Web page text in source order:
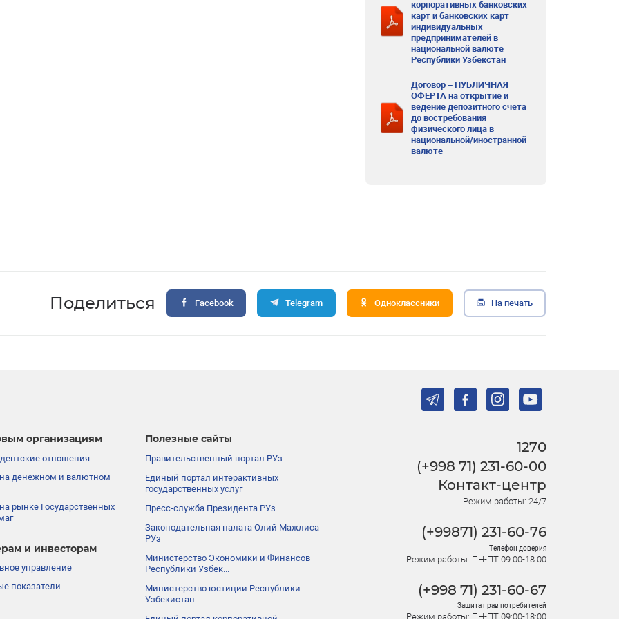
корпоративных банковских
карт и банковских карт
индивидуальных
предпринимателей в
национальной валюте
Республики Узбекстан
Договор – ПУБЛИЧНАЯ
ОФЕРТА на открытие и
ведение депозитного счета
до востребования
физического лица в
национальной/иностранной
валюте
Поделиться Facebook Telegram Одноклассники На печать
организациям
отношения
денежном и валютном
рынке Государственных
и инвесторам
управление
показатели
Полезные сайты
Правительственный портал РУз.
Единый портал интерактивных
государственных услуг
Пресс-служба Президента РУз
Законодательная палата Олий Мажлиса
РУз
Министерство Экономики и Финансов
Республики Узбек...
Министерство юстиции Республики
Узбекистан
1270
(+998 71) 231-60-00
Контакт-центр
Режим работы: 24/7
(+99871) 231-60-76
Телефон доверия
Режим работы: ПН-ПТ 09:00-18:00
(+998 71) 231-60-67
Защита прав потребителей
Режим работы: ПН-ПТ 09:00-18:00